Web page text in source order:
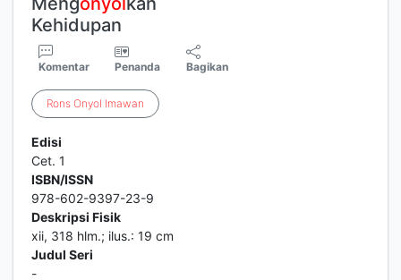
Kehidupan
Komentar Penanda Bagikan
Rons Onyol Imawan
Edisi
Cet. 1
ISBN/ISSN
978-602-9397-23-9
Deskripsi Fisik
xii, 318 hlm.; ilus.: 19 cm
Judul Seri
-